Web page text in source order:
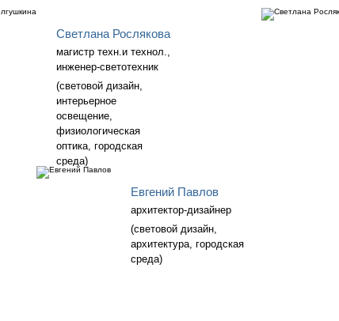
Светлана Рослякова
магистр техн.и технол.,
инженер-светотехник
(световой дизайн,
интерьерное
освещение,
физиологическая
оптика, городская
среда)
Евгений Павлов
архитектор-дизайнер
(световой дизайн,
архитектура, городская
среда)